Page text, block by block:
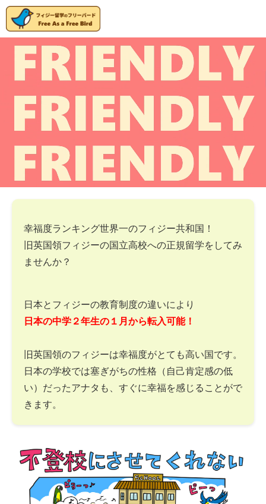
幸福度ランキング世界一のフィジー共和国！
旧英国領フィジーの国立高校への正規留学をしてみ
ませんか？
日本とフィジーの教育制度の違いにより
日本の中学２年生の１月から転入可能！
旧英国領のフィジーは幸福度がとても高い国です。
日本の学校では塞ぎがちの性格（自己肯定感の低
い）だったアナタも、すぐに幸福を感じることがで
きます。